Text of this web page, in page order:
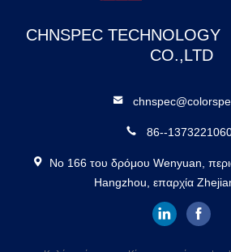
CHNSPEC TECHNOLOGY
CO.,LTD
86--
Νο 166 του δρόμου Wenyuan,
Hangzhou, επαρχία